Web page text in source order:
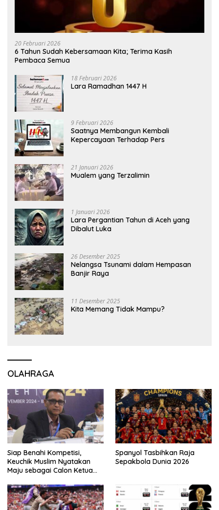
20 Februari 2026
6 Tahun Sudah Kebersamaan Kita; Terima Kasih
Pembaca Semua
18 Februari 2026
Lara Ramadhan 1447 H
9 Februari 2026
Saatnya Membangun Kembali
Kepercayaan Terhadap Pers
21 Januari 2026
Mualem yang Terzalimin
1 Januari 2026
Lara Pergantian Tahun di Aceh yang
Dibalut Luka
26 Desember 2025
Nelangsa Tsunami dalam Hempasan
Banjir Raya
11 Desember 2025
Kita Memang Tidak Mampu?
OLAHRAGA
Siap Benahi Kompetisi,
Keuchik Muslim Nyatakan
Maju sebagai Calon Ketua
Spanyol Tasbihkan Raja
Sepakbola Dunia 2026